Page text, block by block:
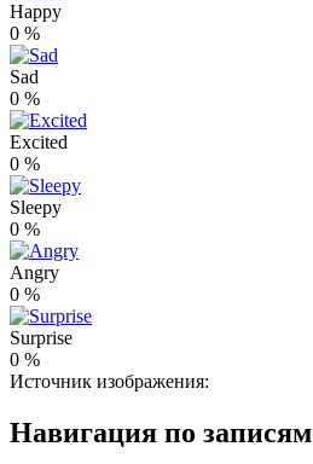
Happy
0 %
Sad
0 %
Excited
0 %
Sleepy
0 %
Angry
0 %
Surprise
0 %
Источник изображения:
Навигация по записям